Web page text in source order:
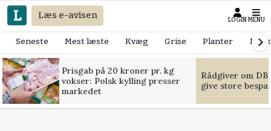
Læs e-avisen LOGIN MENU
Seneste Mest læste Kvæg Grise Planter
Prisgab på 20 kroner pr. kg
vokser: Polsk kylling presser
markedet
Rådgiver om
give store